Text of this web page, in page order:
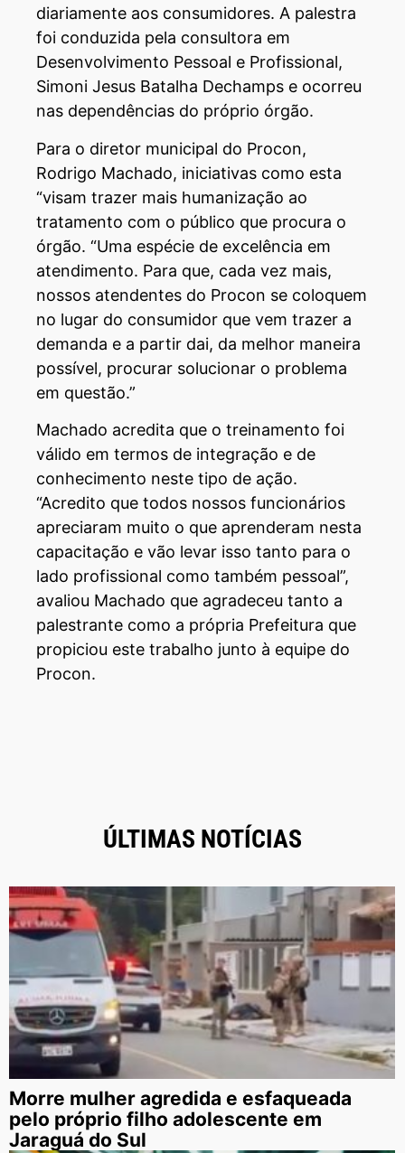
diariamente aos consumidores. A palestra
foi conduzida pela consultora em
Desenvolvimento Pessoal e Profissional,
Simoni Jesus Batalha Dechamps e ocorreu
nas dependências do próprio órgão.
Para o diretor municipal do Procon,
Rodrigo Machado, iniciativas como esta
“visam trazer mais humanização ao
tratamento com o público que procura o
órgão. “Uma espécie de excelência em
atendimento. Para que, cada vez mais,
nossos atendentes do Procon se coloquem
no lugar do consumidor que vem trazer a
demanda e a partir dai, da melhor maneira
possível, procurar solucionar o problema
em questão.”
Machado acredita que o treinamento foi
válido em termos de integração e de
conhecimento neste tipo de ação.
“Acredito que todos nossos funcionários
apreciaram muito o que aprenderam nesta
capacitação e vão levar isso tanto para o
lado profissional como também pessoal”,
avaliou Machado que agradeceu tanto a
palestrante como a própria Prefeitura que
propiciou este trabalho junto à equipe do
Procon.
ÚLTIMAS NOTÍCIAS
Morre mulher agredida e esfaqueada
pelo próprio filho adolescente em
Jaraguá do Sul